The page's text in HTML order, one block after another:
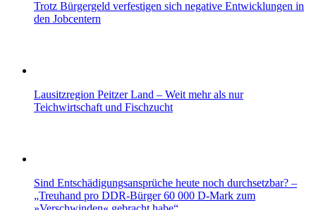
Trotz Bürgergeld verfestigen sich negative Entwicklungen in
den Jobcentern
Lausitzregion Peitzer Land – Weit mehr als nur
Teichwirtschaft und Fischzucht
Sind Entschädigungsansprüche heute noch durchsetzbar? –
„Treuhand pro DDR-Bürger 60 000 D-Mark zum